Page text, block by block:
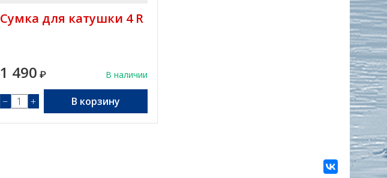
Сумка для катушки 4 R
1 490 ₽ В наличии
− + В корзину